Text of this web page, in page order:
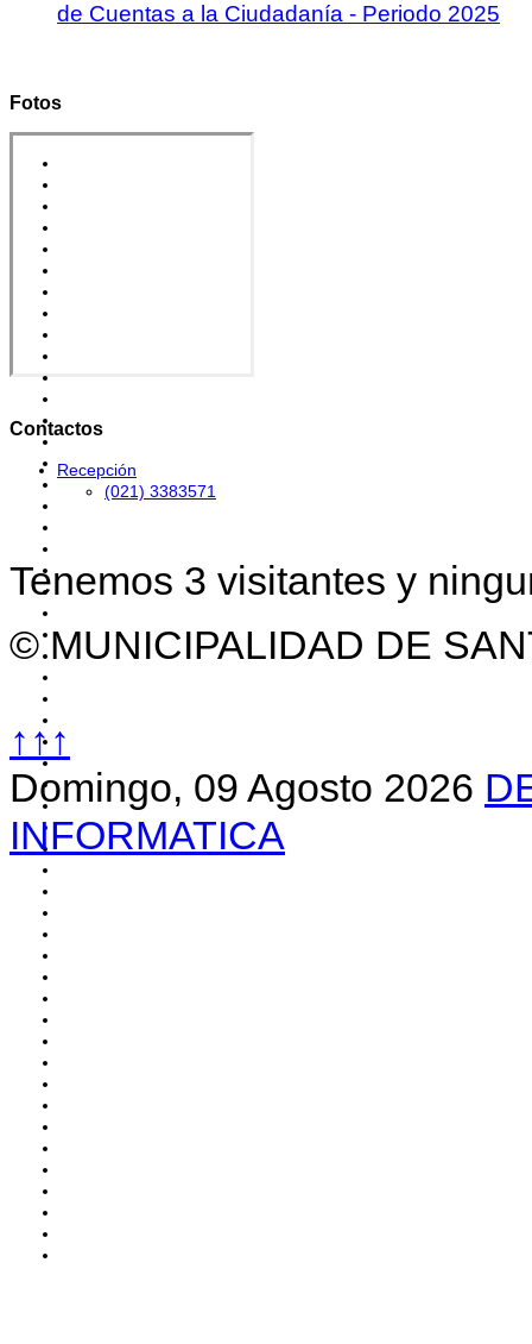
de Cuentas a la Ciudadanía - Periodo 2025
Fotos
Contactos
Recepción
(021) 3383571
Tenemos 3 visitantes y
© MUNICIPALIDAD DE
↑↑↑
Domingo, 09 Agosto 2026
INFORMATICA